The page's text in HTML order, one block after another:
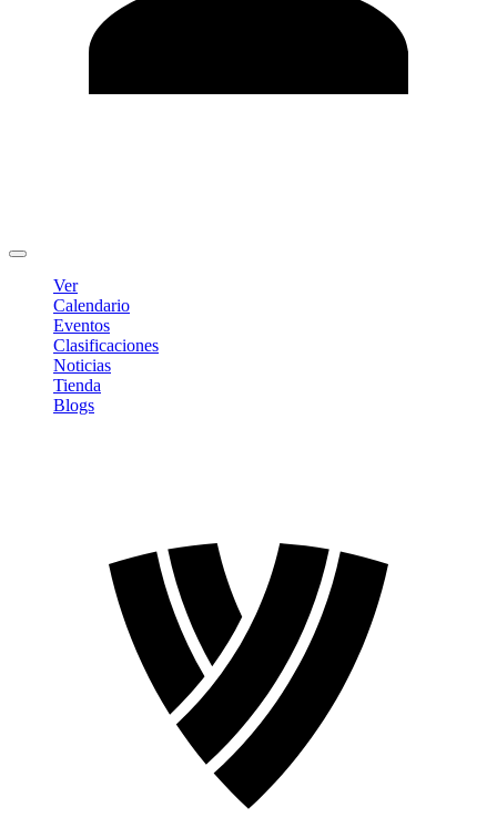
Ver
Calendario
Eventos
Clasificaciones
Noticias
Tienda
Blogs